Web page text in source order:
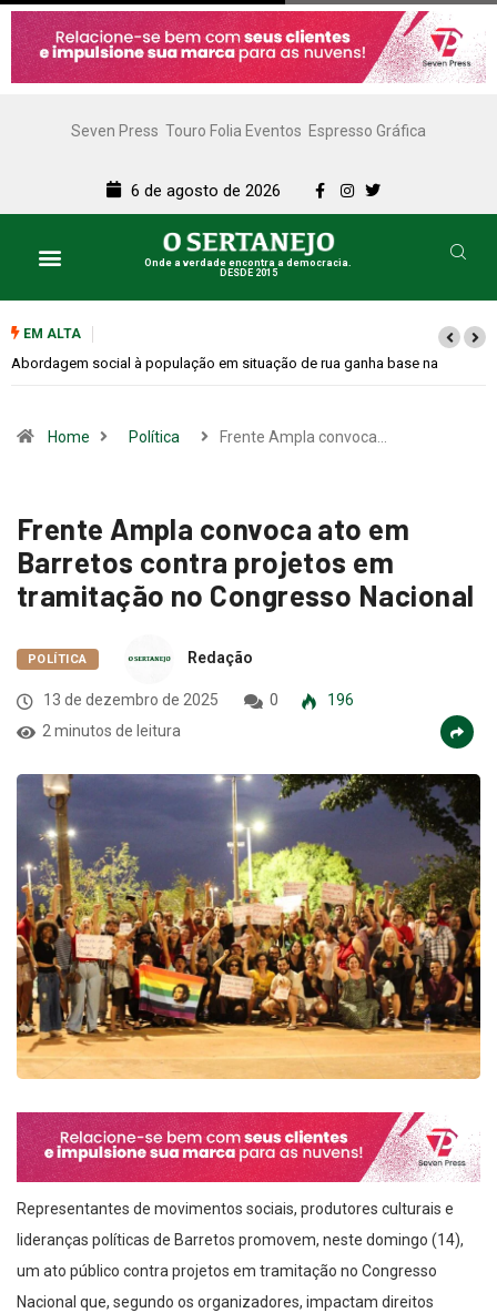
Seven Press Touro Folia Eventos Espresso Gráfica
6 de agosto de 2026
Onde a verdade encontra a democracia.
DESDE 2015
EM ALTA
Cemitérios terão horário especial e missas no Dia dos Pais
Home Política Frente Ampla convoca…
Frente Ampla convoca ato em
Barretos contra projetos em
tramitação no Congresso Nacional
POLÍTICA Redação
13 de dezembro de 2025 0
196
2 minutos de leitura
Representantes de movimentos sociais, produtores culturais e
lideranças políticas de Barretos promovem, neste domingo (14),
um ato público contra projetos em tramitação no Congresso
Nacional que, segundo os organizadores, impactam direitos